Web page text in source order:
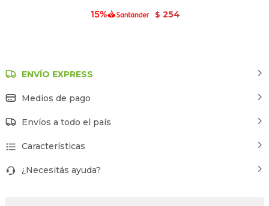
$ 254
ENVÍO EXPRESS
Medios de pago
Envíos a todo el país
Características
¿Necesitás ayuda?